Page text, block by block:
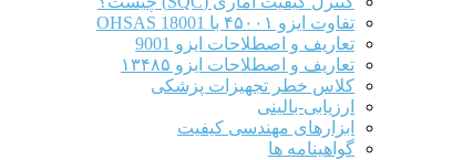
تفاوت ایزو ۴۵۰۰۱ با OHSAS 18001
تعاریف و اصطلاحات ایزو 9001
تعاریف و اصطلاحات ایزو ۱۳۴۸۵
کلاس خطر تجهیزات پزشکی
ارزیابی-بالینی
ابزارهای مهندسی کیفیت
گواهینامه ها